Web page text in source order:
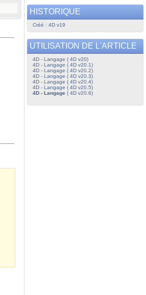
HISTORIQUE
Créé : 4D v19
UTILISATION DE L'ARTICLE
4D - Langage ( 4D v20)
4D - Langage ( 4D v20.1)
4D - Langage ( 4D v20.2)
4D - Langage ( 4D v20.3)
4D - Langage ( 4D v20.4)
4D - Langage ( 4D v20.5)
4D - Langage( 4D v20.6)